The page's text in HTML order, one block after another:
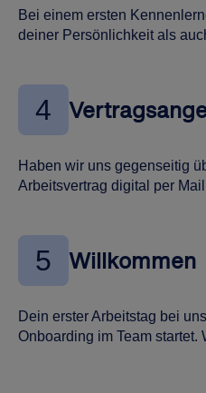
Bei einem ersten
deiner Persönlichkeit als
4
Haben wir uns gegenseitig
Arbeitsvertrag digital per
5 Willkommen
Dein erster Arbeitstag bei
Onboarding im Team startet.